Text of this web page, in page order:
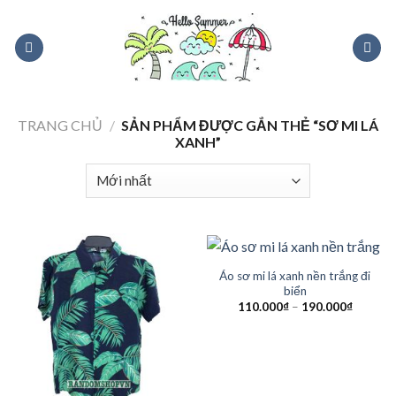
content
TRANG CHỦ / SẢN PHẨM ĐƯỢC GẮN THẺ “SƠ MI LÁ
XANH”
Áo sơ mi lá xanh nền trắng đi
biển
110.000₫– 190.000₫